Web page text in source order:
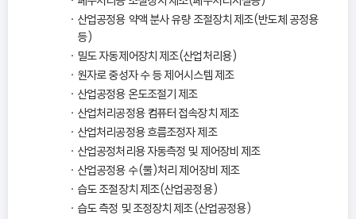
산업공정용 약액 분사 유량 조절장치 제조(반도체 공정용
등)
밀도 자동제어장치 제조(산업처리용)
원자로 중성자 수 등 제어시스템 제조
산업공정용 온도조절기 제조
산업처리공정용 컴퓨터 접속장치 제조
산업처리공정용 흐름조정자 제조
산업공정처리용 자동측정 및 제어장비 제조
산업공정용 수(물)처리 제어장비 제조
습도 조절장치 제조(산업공정용)
습도 측정 및 조정장치 제조(산업공정용)